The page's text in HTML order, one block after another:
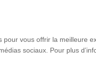
vous offrir la meilleure
sociaux. Pour plus
et
couleurs